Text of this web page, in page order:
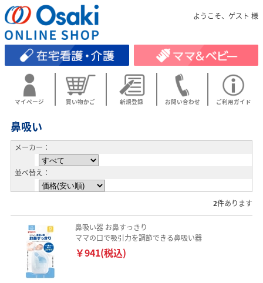
ようこそ、ゲスト 様
マイページ 買い物かご 新規登録 お問い合わせ ご利用ガイド
鼻吸い
メーカー：
並べ替え：
2件あります
鼻吸い器 お鼻すっきり
ママの口で吸引力を調節できる鼻吸い器
￥941(税込)